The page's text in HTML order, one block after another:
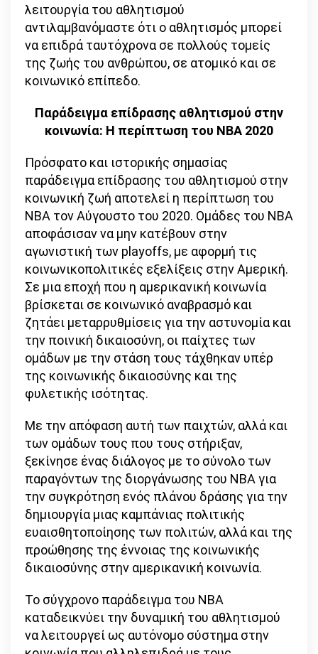
λειτουργία του αθλητισμού
αντιλαμβανόμαστε ότι ο αθλητισμός μπορεί
να επιδρά ταυτόχρονα σε πολλούς τομείς
της ζωής του ανθρώπου, σε ατομικό και σε
κοινωνικό επίπεδο.
Παράδειγμα επίδρασης αθλητισμού στην
κοινωνία: Η περίπτωση του NBA 2020
Πρόσφατο και ιστορικής σημασίας
παράδειγμα επίδρασης του αθλητισμού στην
κοινωνική ζωή αποτελεί η περίπτωση του
NBA τον Αύγουστο του 2020. Ομάδες του NBA
αποφάσισαν να μην κατέβουν στην
αγωνιστική των playoffs, με αφορμή τις
κοινωνικοπολιτικές εξελίξεις στην Αμερική.
Σε μια εποχή που η αμερικανική κοινωνία
βρίσκεται σε κοινωνικό αναβρασμό και
ζητάει μεταρρυθμίσεις για την αστυνομία και
την ποινική δικαιοσύνη, οι παίχτες των
ομάδων με την στάση τους τάχθηκαν υπέρ
της κοινωνικής δικαιοσύνης και της
φυλετικής ισότητας.
Με την απόφαση αυτή των παιχτών, αλλά και
των ομάδων τους που τους στήριξαν,
ξεκίνησε ένας διάλογος με το σύνολο των
παραγόντων της διοργάνωσης του NBA για
την συγκρότηση ενός πλάνου δράσης για την
δημιουργία μιας καμπάνιας πολιτικής
ευαισθητοποίησης των πολιτών, αλλά και της
προώθησης της έννοιας της κοινωνικής
δικαιοσύνης στην αμερικανική κοινωνία.
Το σύγχρονο παράδειγμα του ΝΒΑ
καταδεικνύει την δυναμική του αθλητισμού
να λειτουργεί ως αυτόνομο σύστημα στην